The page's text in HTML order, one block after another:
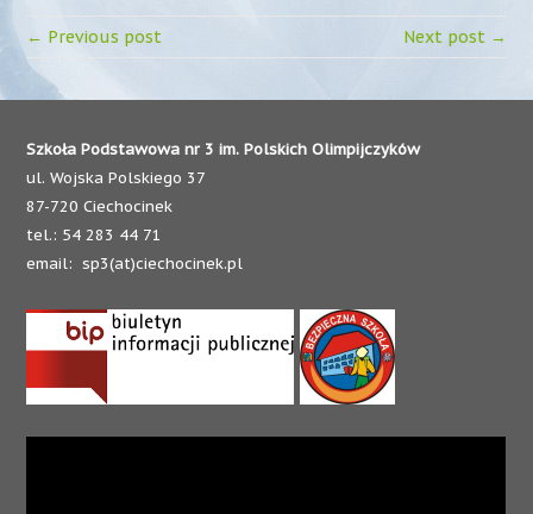
← Previous post Next post →
Szkoła Podstawowa nr 3 im. Polskich Olimpijczyków
ul. Wojska Polskiego 37
87-720 Ciechocinek
tel.: 54 283 44 71
email: sp3(at)ciechocinek.pl